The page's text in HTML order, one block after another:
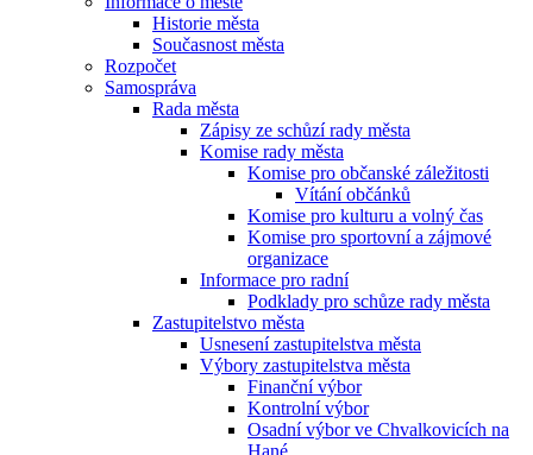
Historie města
Současnost města
Rozpočet
Samospráva
Rada města
Zápisy ze schůzí rady města
Komise rady města
Komise pro občanské záležitosti
Vítání občánků
Komise pro kulturu a volný čas
Komise pro sportovní a zájmové
organizace
Informace pro radní
Podklady pro schůze rady města
Zastupitelstvo města
Usnesení zastupitelstva města
Výbory zastupitelstva města
Finanční výbor
Kontrolní výbor
Osadní výbor ve Chvalkovicích na
Hané